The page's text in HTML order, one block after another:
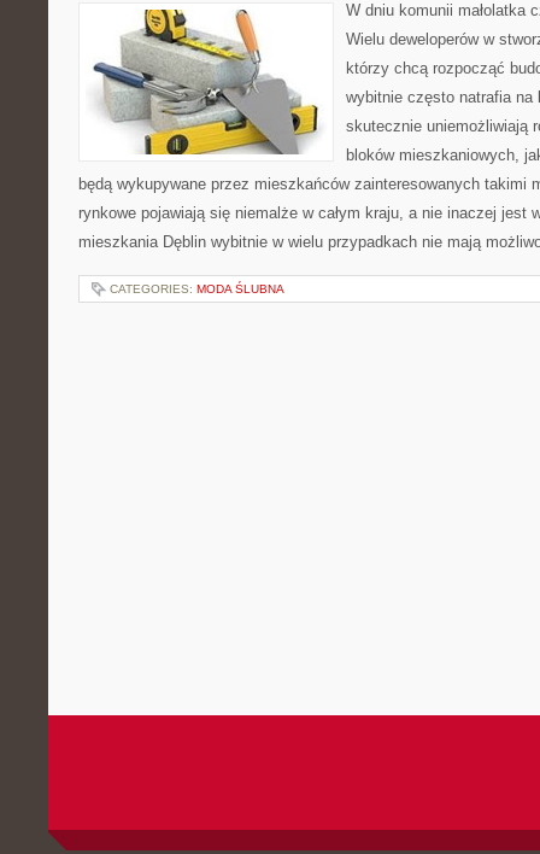
W dniu komunii małolatka
Wielu deweloperów w
którzy chcą rozpocząć
wybitnie często natrafia na
skutecznie uniemożliwiają
bloków mieszkaniowych,
będą wykupywane przez mieszkańców zainteresowanych takimi
rynkowe pojawiają się niemalże w całym kraju, a nie inaczej jest
mieszkania Dęblin wybitnie w wielu przypadkach nie mają
CATEGORIES: MODA ŚLUBNA